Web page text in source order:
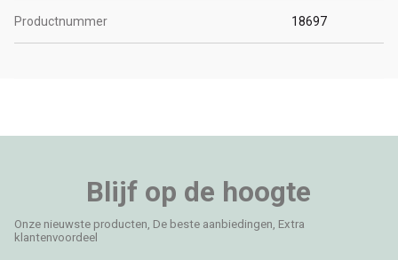
Productnummer 18697
Blijf op de hoogte
Onze nieuwste producten, De beste aanbiedingen, Extra
klantenvoordeel